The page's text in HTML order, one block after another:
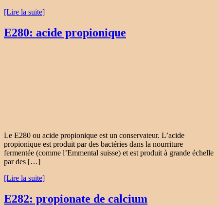
[Lire la suite]
E280: acide propionique
Le E280 ou acide propionique est un conservateur. L’acide
propionique est produit par des bactéries dans la nourriture
fermentée (comme l’Emmental suisse) et est produit à grande échelle
par des […]
[Lire la suite]
E282: propionate de calcium